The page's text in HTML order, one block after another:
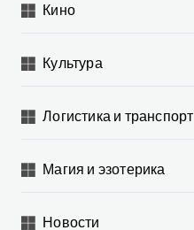
Кино
Культура
Логистика и транспорт
Магия и эзотерика
Новости